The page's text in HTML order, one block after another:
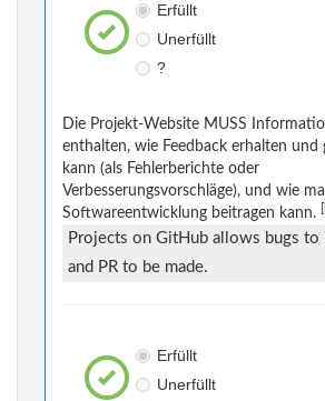
Erfüllt
Unerfüllt
?
Die Projekt-Website MUSS
enthalten, wie Feedback erhalten und
kann (als Fehlerberichte oder
Verbesserungsvorschläge), und wie
Softwareentwicklung beitragen kann.
Projects on GitHub allows bugs to
and PR to be made.
Erfüllt
Unerfüllt